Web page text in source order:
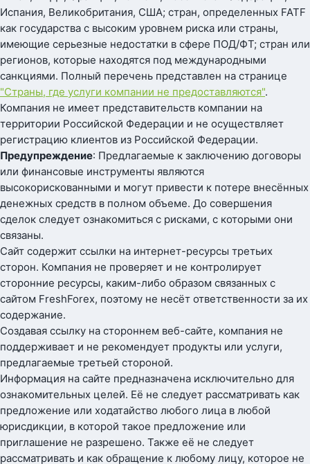
Испания, Великобритания, США; стран, определенных FATF
как государства с высоким уровнем риска или страны,
имеющие серьезные недостатки в сфере ПОД/ФТ; стран или
регионов, которые находятся под международными
санкциями. Полный перечень представлен на странице
"Страны, где услуги компании не предоставляются".
Компания не имеет представительств компании на
территории Российской Федерации и не осуществляет
регистрацию клиентов из Российской Федерации.
Предупреждение: Предлагаемые к заключению договоры
или финансовые инструменты являются
высокорискованными и могут привести к потере внесённых
денежных средств в полном объеме. До совершения
сделок следует ознакомиться с рисками, с которыми они
связаны.
Сайт содержит ссылки на интернет-ресурсы третьих
сторон. Компания не проверяет и не контролирует
сторонние ресурсы, каким-либо образом связанных с
сайтом FreshForex, поэтому не несёт ответственности за их
содержание.
Создавая ссылку на стороннем веб-сайте, компания не
поддерживает и не рекомендует продукты или услуги,
предлагаемые третьей стороной.
Информация на сайте предназначена исключительно для
ознакомительных целей. Её не следует рассматривать как
предложение или ходатайство любого лица в любой
юрисдикции, в которой такое предложение или
приглашение не разрешено. Также её не следует
рассматривать и как обращение к любому лицу, которое не